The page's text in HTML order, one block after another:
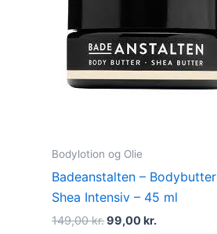
Bodylotion og Olie
Badeanstalten – Bodybutter
Shea Intensiv – 45 ml
149,00kr.99,00kr.